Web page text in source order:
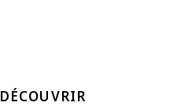
DÉCOUVRIR